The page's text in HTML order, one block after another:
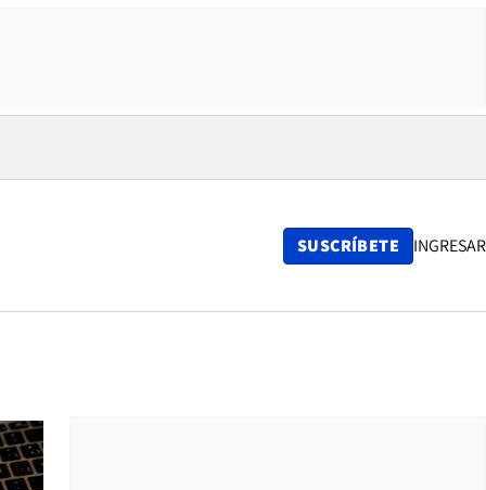
SUSCRÍBETE INGRESAR